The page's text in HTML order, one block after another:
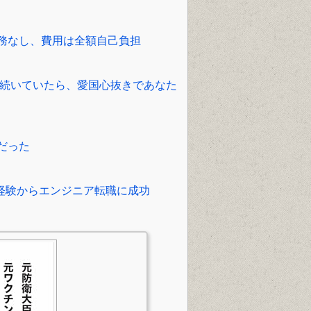
なし、費用は全額自己負担
いていたら、愛国心抜きであなた
った
からエンジニア転職に成功